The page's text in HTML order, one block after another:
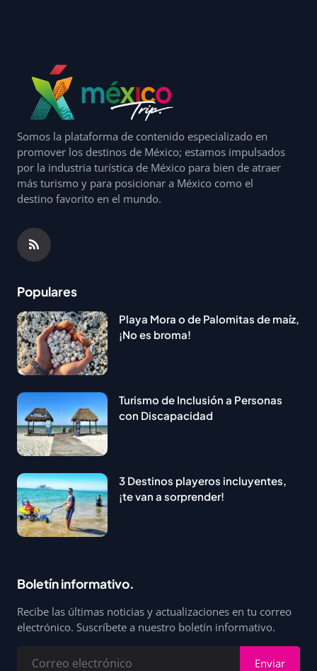
Somos la plataforma de contenido especializado en
promover los destinos de México; estamos impulsados
por la industria turística de México para bien de atraer
más turismo y para posicionar a México como el
destino favorito en el mundo.
Populares
Playa Mora o de Palomitas de maíz,
¡No es broma!
Turismo de Inclusión a Personas
con Discapacidad
3 Destinos playeros incluyentes,
¡te van a sorprender!
Boletín informativo.
Recibe las últimas noticias y actualizaciones en tu correo
electrónico. Suscríbete a nuestro boletín informativo.
Enviar